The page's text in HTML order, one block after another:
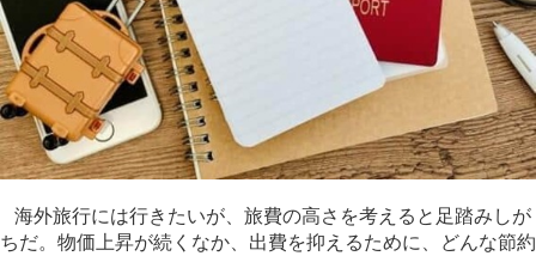
海外旅行には行きたいが、旅費の高さを考えると足踏みしが
ちだ。物価上昇が続くなか、出費を抑えるために、どんな節約